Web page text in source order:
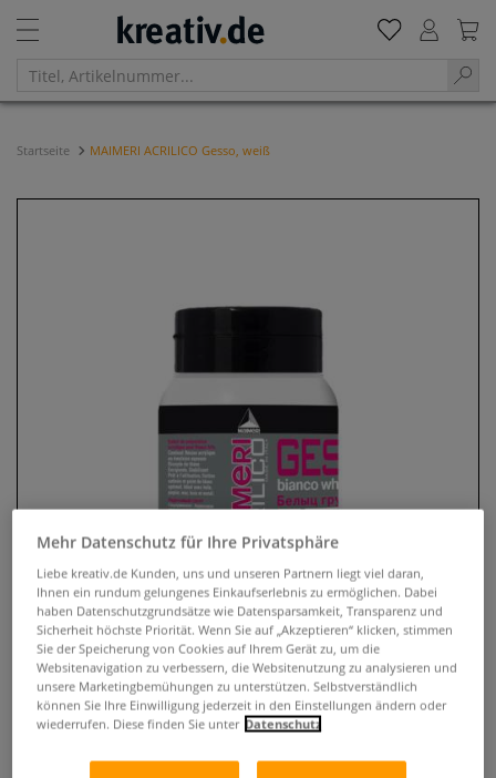
Startseite MAIMERI ACRILICO Gesso, weiß
Mehr Datenschutz für Ihre Privatsphäre
Liebe kreativ.de Kunden, uns und unseren Partnern liegt viel daran,
Ihnen ein rundum gelungenes Einkaufserlebnis zu ermöglichen. Dabei
haben Datenschutzgrundsätze wie Datensparsamkeit, Transparenz und
Sicherheit höchste Priorität. Wenn Sie auf „Akzeptieren“ klicken, stimmen
Sie der Speicherung von Cookies auf Ihrem Gerät zu, um die
Websitenavigation zu verbessern, die Websitenutzung zu analysieren und
unsere Marketingbemühungen zu unterstützen. Selbstverständlich
können Sie Ihre Einwilligung jederzeit in den Einstellungen ändern oder
wiederrufen. Diese finden Sie unter Datenschutz